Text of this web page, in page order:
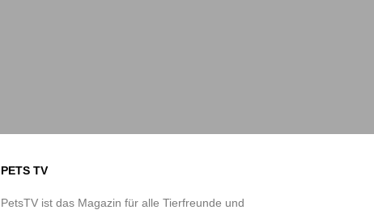
PETS TV
PetsTV ist das Magazin für alle Tierfreunde und